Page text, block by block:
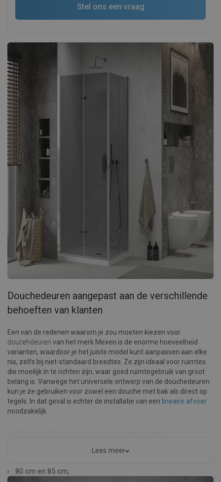
Stel ons een vraag
Douchedeuren aangepast aan de verschillende
behoeften van klanten
Een van de redenen waarom je zou moeten kiezen voor
doucehdeuren van het merk Mexen is de enorme hoeveelheid
varianten, waardoor je het juiste model kunt aanpassen aan elke
nis, zelfs bij niet-standaard breedtes. Ze zijn ideaal voor ruimtes
die moeilijk in te richten zijn, waar goed ruimtegebruik van groot
belang is. Vanwege het universele ontwerp van de douchedeuren
kun je ze gebruiken voor zowel een douche met bak als direct op
tegels. In dat geval is echter de installatie van een lineaire afvoer
noodzakelijk.
80 cm en 85 cm,
Lees meer